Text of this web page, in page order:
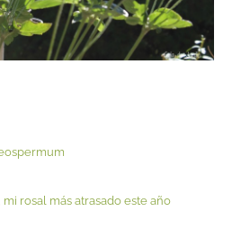
mi rosal más atrasado este año